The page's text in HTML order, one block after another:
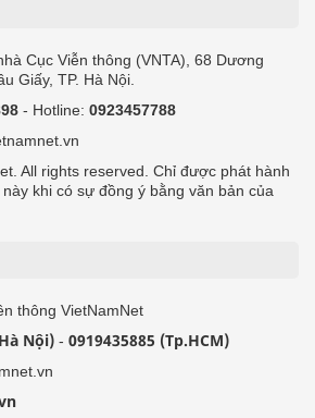
Cục Viễn thông (VNTA), 68 Dương
Giấy, TP. Hà Nội.
- Hotline: 0923457788
All rights reserved. Chỉ được phát hành
khi có sự đồng ý bằng văn bản của
thông VietNamNet
Nội) - 0919435885 (Tp.HCM)